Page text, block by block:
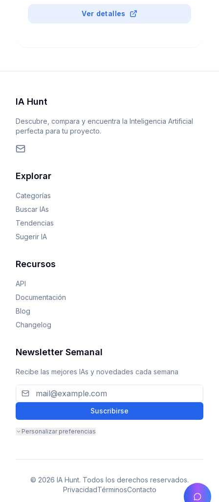
Ver detalles
IA Hunt
Descubre, compara y encuentra la Inteligencia Artificial
perfecta para tu proyecto.
Explorar
Categorías
Buscar IAs
Tendencias
Sugerir IA
Recursos
API
Documentación
Blog
Changelog
Newsletter Semanal
Recibe las mejores IAs y novedades cada semana
Suscribirse
Personalizar preferencias
© 2026 IA Hunt. Todos los derechos reservados.
PrivacidadTérminosContacto